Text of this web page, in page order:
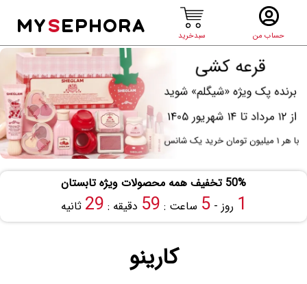
حساب من سبدخرید
MYSEPHORA
50% تخفیف همه محصولات ویژه تابستان
1 روز -5 ساعت : 59 دقیقه : 29 ثانیه
کارینو